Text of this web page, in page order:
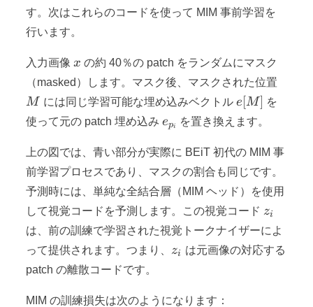
す。次はこれらのコードを使って MIM 事前学習を
行います。
入力画像x
x の約 40％の patch をランダムにマスク
（masked）します。マスク後、マスクされた位置
M には同じ学習可能な埋め込みベクトル e[M]
e[M] を
使って元の patch 埋め込みe_{p_i}
epi を置き換えます。
上の図では、青い部分が実際に BEiT 初代の MIM 事
前学習プロセスであり、マスクの割合も同じです。
予測時には、単純な全結合層（MIM ヘッド）を使用
して視覚コードを予測します。この視覚コード z_i
zi
は、前の訓練で学習された視覚トークナイザーによ
って提供されます。つまり、 z_i
zi
は元画像の対応する
patch の離散コードです。
MIM の訓練損失は次のようになります：